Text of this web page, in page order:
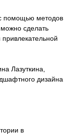
помощью методов
сделать
Лазуткина,
дизайна
в